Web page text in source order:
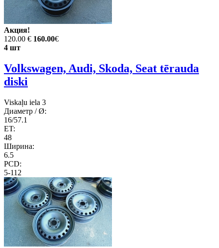
Акция!
120.00 € 160.00€
4 шт
Volkswagen, Audi, Skoda, Seat tērauda
diski
Viskaļu iela 3
Диаметр / Ø:
16/57.1
ET:
48
Ширина:
6.5
PCD:
5-112